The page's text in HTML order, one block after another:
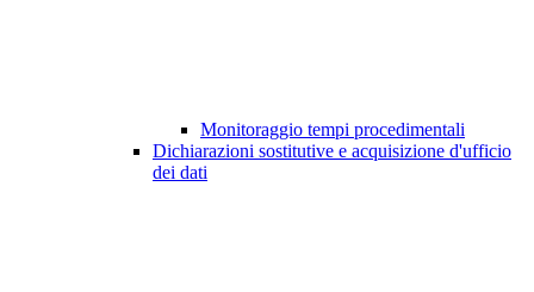
Monitoraggio tempi procedimentali
Dichiarazioni sostitutive e acquisizione d'ufficio
dei dati